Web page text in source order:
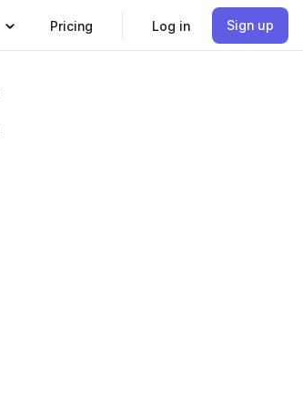
Pricing Log in Sign up